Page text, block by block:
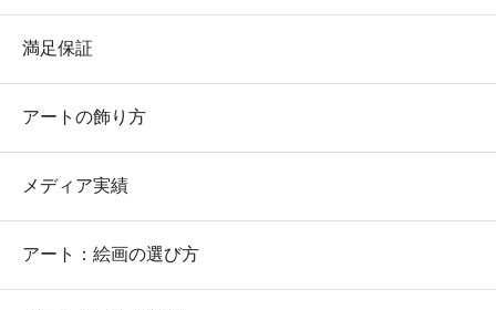
満足保証
アートの飾り方
メディア実績
アート：絵画の選び方